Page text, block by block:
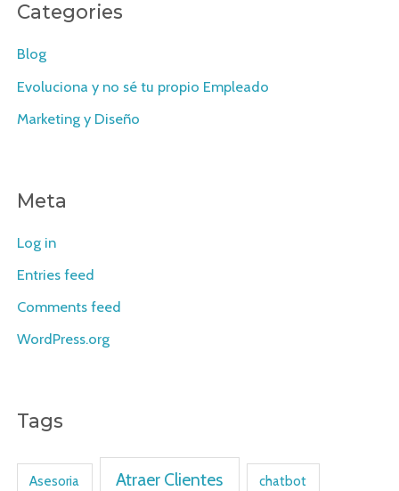
Categories
Blog
Evoluciona y no sé tu propio Empleado
Marketing y Diseño
Meta
Log in
Entries feed
Comments feed
WordPress.org
Tags
Asesoria Atraer Clientes chatbot